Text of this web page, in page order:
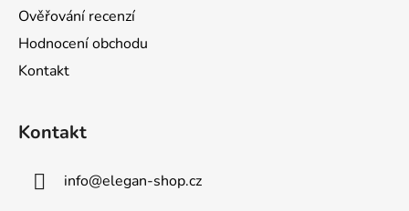
Ověřování recenzí
Hodnocení obchodu
Kontakt
Kontakt
info@elegan-shop.cz